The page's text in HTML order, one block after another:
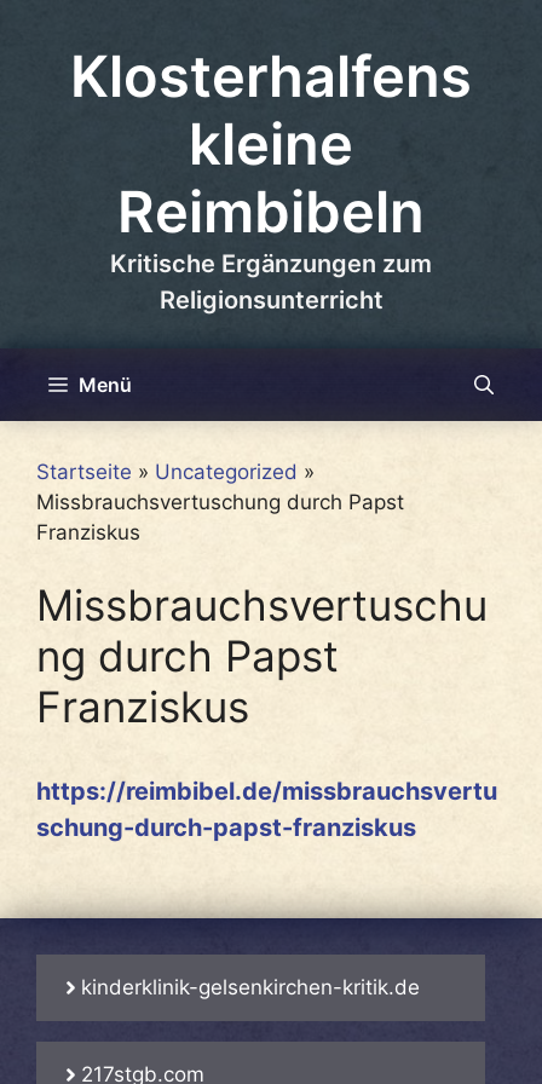
springenKlosterhalfens
kleine
Reimbibeln
Kritische Ergänzungen zum
Religionsunterricht
Menü
Startseite » Uncategorized »
Missbrauchsvertuschung durch Papst
Franziskus
Missbrauchsvertuschu
ng durch Papst
Franziskus
https://reimbibel.de/missbrauchsvertu
schung-durch-papst-franziskus
kinderklinik-gelsenkirchen-kritik.de
217stgb.com